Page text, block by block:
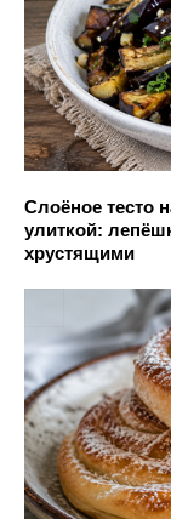
Слоёное тесто
улиткой:
хрустящими